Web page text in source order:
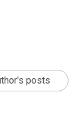
posts